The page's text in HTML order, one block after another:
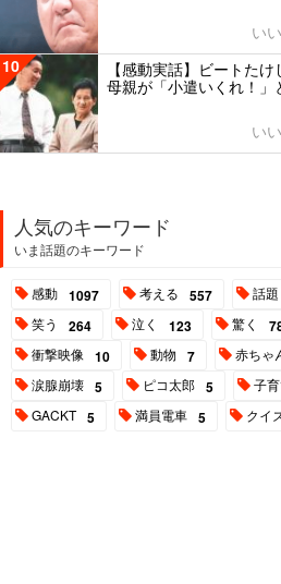
い
10
【感動実話】ビートた
母親が「小遣いくれ！
い
人気のキーワード
いま話題のキーワード
感動 1097 考える 557 話題
笑う 264 泣く 123 驚く
衝撃映像 10 動物 7 赤ちゃ
涙腺崩壊 5 ピコ太郎 5 子
GACKT 5 満員電車 5 クイ